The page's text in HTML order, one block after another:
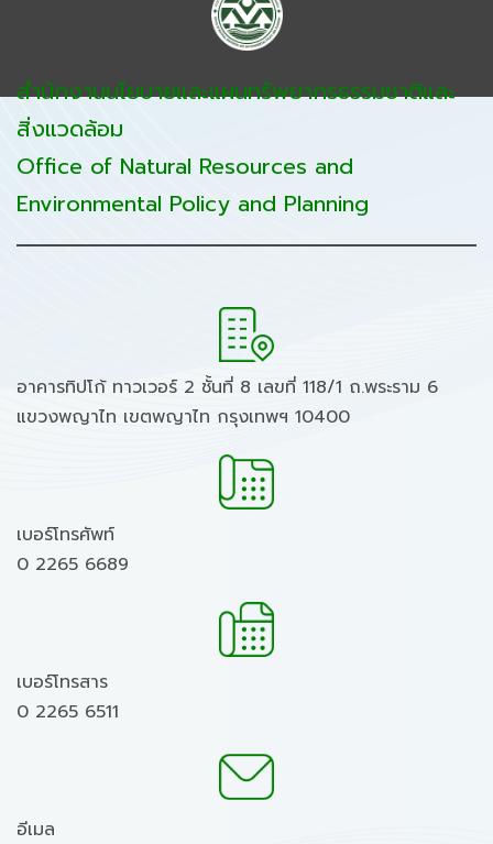
สำนักงานนโยบายและแผนทรัพยากรธรรมชาติและ
สิ่งแวดล้อม
Office of Natural Resources and
Environmental Policy and Planning
อาคารทิปโก้ ทาวเวอร์ 2 ชั้นที่ 8 เลขที่ 118/1 ถ.พระราม 6
แขวงพญาไท เขตพญาไท กรุงเทพฯ 10400
เบอร์โทรศัพท์
0 2265 6689
เบอร์โทรสาร
0 2265 6511
อีเมล